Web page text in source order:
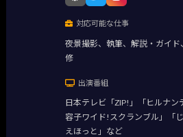
対応可能な仕事
夜景撮影、執筆、解説・ガイ
修
出演番組
日本テレビ「ZIP!」「ヒルナン
容子ワイド!スクランブル」「
えほっと」など